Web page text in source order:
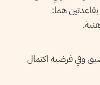
هما:
وفي فرضية اكتمال